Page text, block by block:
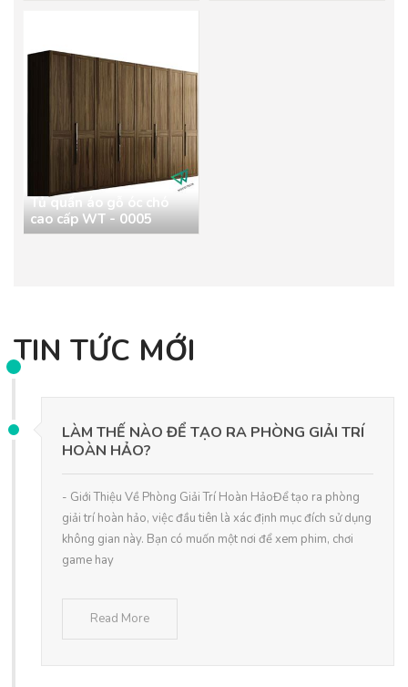
Tủ quần áo gỗ óc chó
cao cấp WT - 0005
TIN TỨC MỚI
LÀM THẾ NÀO ĐỂ TẠO RA PHÒNG GIẢI TRÍ
HOÀN HẢO?
- Giới Thiệu Về Phòng Giải Trí Hoàn HảoĐể tạo ra phòng
giải trí hoàn hảo, việc đầu tiên là xác định mục đích sử dụng
không gian này. Bạn có muốn một nơi để xem phim, chơi
game hay
Read More